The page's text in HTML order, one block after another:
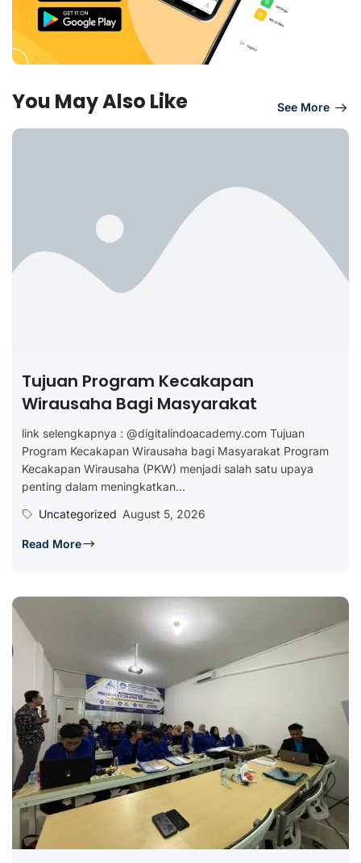
You May Also Like See More
Tujuan Program Kecakapan
Wirausaha Bagi Masyarakat
link selengkapnya : @digitalindoacademy.com Tujuan
Program Kecakapan Wirausaha bagi Masyarakat Program
Kecakapan Wirausaha (PKW) menjadi salah satu upaya
penting dalam meningkatkan...
Uncategorized August 5, 2026
Read More